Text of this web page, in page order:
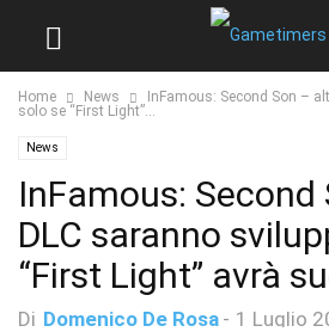
Home News
InFamous: Second Son –
solo se “First Light”...
News
InFamous:
DLC saranno
“First Light” avrà
Di Domenico De Rosa - 1 Luglio